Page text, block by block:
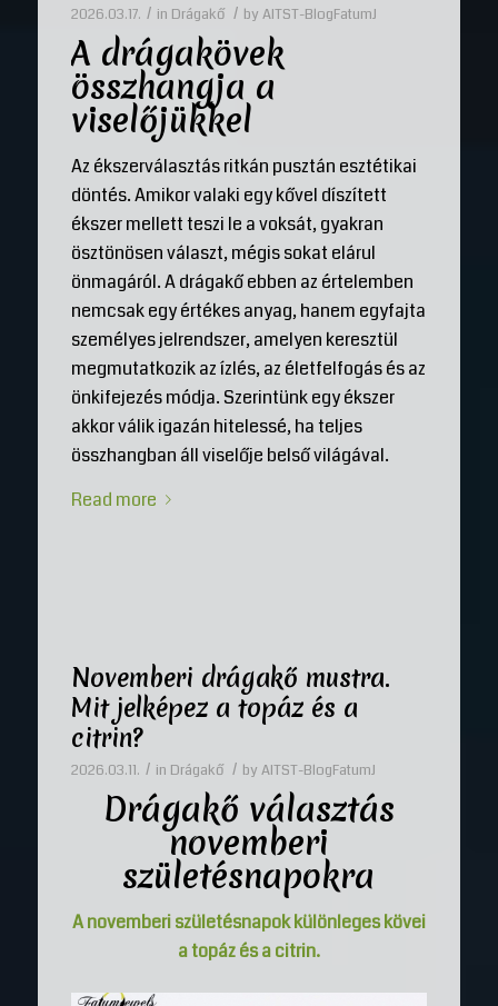
2026.03.17. / in Drágakő / by AITST-BlogFatumJ
A drágakövek
összhangja a
viselőjükkel
Az ékszerválasztás ritkán pusztán esztétikai
döntés. Amikor valaki egy kővel díszített
ékszer mellett teszi le a voksát, gyakran
ösztönösen választ, mégis sokat elárul
önmagáról. A drágakő ebben az értelemben
nemcsak egy értékes anyag, hanem egyfajta
személyes jelrendszer, amelyen keresztül
megmutatkozik az ízlés, az életfelfogás és az
önkifejezés módja. Szerintünk egy ékszer
akkor válik igazán hitelessé, ha teljes
összhangban áll viselője belső világával.
Read more
Novemberi drágakő mustra.
Mit jelképez a topáz és a
citrin?
2026.03.11. / in Drágakő / by AITST-BlogFatumJ
Drágakőválasztás
novemberi
születésnapokra
A novemberi születésnapok különleges kövei
a topáz és a citrin.